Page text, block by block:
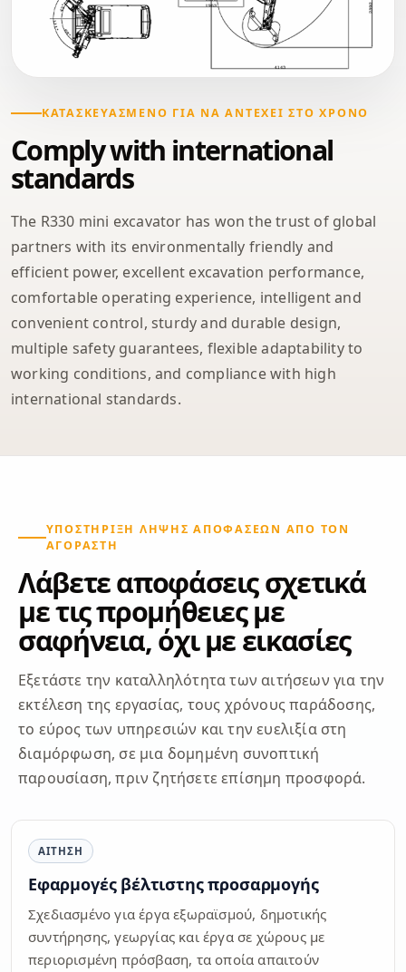
ΚΑΤΑΣΚΕΥΑΣΜΈΝΟ ΓΙΑ ΝΑ ΑΝΤΈΧΕΙ ΣΤΟ ΧΡΌΝΟ
Comply with international
standards
The R330 mini excavator has won the trust of global
partners with its environmentally friendly and
efficient power, excellent excavation performance,
comfortable operating experience, intelligent and
convenient control, sturdy and durable design,
multiple safety guarantees, flexible adaptability to
working conditions, and compliance with high
international standards.
ΥΠΟΣΤΉΡΙΞΗ ΛΉΨΗΣ ΑΠΟΦΆΣΕΩΝ ΑΠΌ ΤΟΝ
ΑΓΟΡΑΣΤΉ
Λάβετε αποφάσεις σχετικά
με τις προμήθειες με
σαφήνεια, όχι με εικασίες
Εξετάστε την καταλληλότητα των αιτήσεων για την
εκτέλεση της εργασίας, τους χρόνους παράδοσης,
το εύρος των υπηρεσιών και την ευελιξία στη
διαμόρφωση, σε μια δομημένη συνοπτική
παρουσίαση, πριν ζητήσετε επίσημη προσφορά.
ΑΊΤΗΣΗ
Εφαρμογές βέλτιστης προσαρμογής
Σχεδιασμένο για έργα εξωραϊσμού, δημοτικής
συντήρησης, γεωργίας και έργα σε χώρους με
περιορισμένη πρόσβαση, τα οποία απαιτούν